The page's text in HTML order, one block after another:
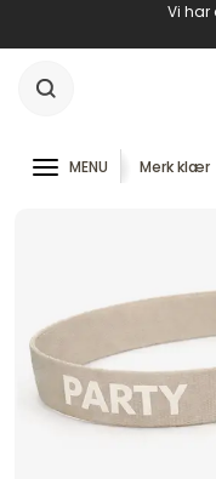
Vi har
MENU Merk klær